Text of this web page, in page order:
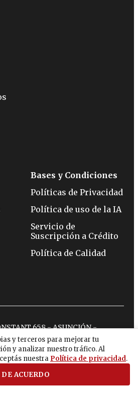
y terceros para mejorar tu
y analizar nuestro tráfico. Al
nuestra Política de privacidad.
DE ACUERDO
Bases y Condiciones
Políticas de Privacidad
Política de uso de la IA
Servicio de
Suscripción a Crédito
Política de Calidad
658 - ASUNCIÓN -
715